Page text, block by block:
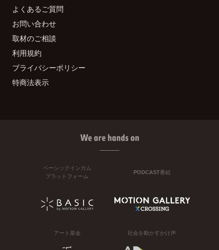
よくあるご質問
お問い合わせ
取材のご相談
利用規約
プライバシーポリシー
特商法表示
We are hands on
ベーシックインカム
プラットフォーム
PODCAST番組
アート基金 社会を動かすかけ声